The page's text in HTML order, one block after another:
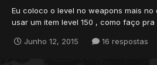
Eu coloco o level no weapons mais no
usar um item level 150 , como faço pra
Junho 12, 2015 16 respostas